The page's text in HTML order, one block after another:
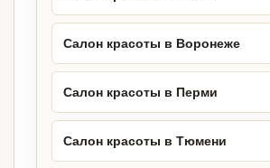
Салон красоты в Воронеже
Салон красоты в Перми
Салон красоты в Тюмени